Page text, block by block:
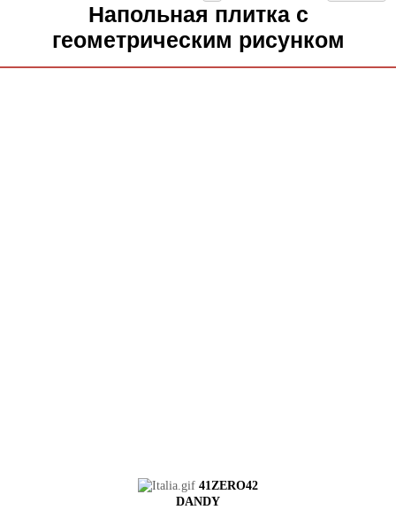
Напольная плитка с
геометрическим рисунком
41ZERO42
DANDY